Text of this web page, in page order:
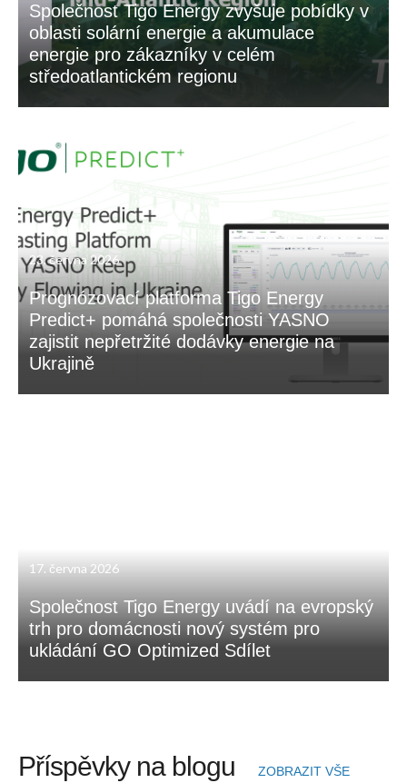
Společnost Tigo Energy zvyšuje pobídky v
oblasti solární energie a akumulace
energie pro zákazníky v celém
středoatlantickém regionu
23. června 2026
Prognózovací platforma Tigo Energy
Predict+ pomáhá společnosti YASNO
zajistit nepřetržité dodávky energie na
Ukrajině
17. června 2026
Společnost Tigo Energy uvádí na evropský
trh pro domácnosti nový systém pro
ukládání GO Optimized Sdílet
Příspěvky na blogu ZOBRAZIT VŠE